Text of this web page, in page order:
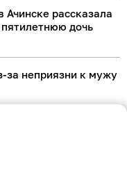
рассказала
дочь
за неприязни к мужу